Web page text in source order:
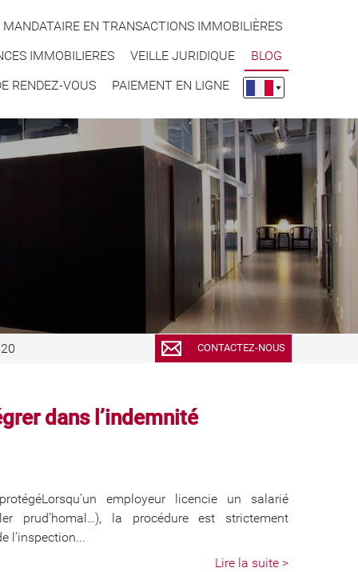
MANDATAIRE EN TRANSACTIONS IMMOBILIÈRES
IMMOBILIERES
VEILLE JURIDIQUE
BLOG
RENDEZ-VOUS
PAIEMENT EN LIGNE
CONTACTEZ-NOUS
dans l’indemnité
employeur licencie un salarié
prud’homal…), la procédure est strictement
l’inspection...
Lire la suite >